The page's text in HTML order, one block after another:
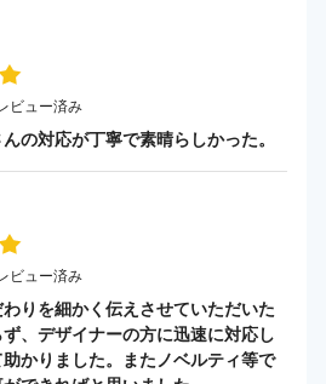
ビュー済み
の対応が丁寧で素晴らしかった。
ビュー済み
りを細かく伝えさせていただいた
、デザイナーの方に迅速に対応し
かりました。またノベルティ等で